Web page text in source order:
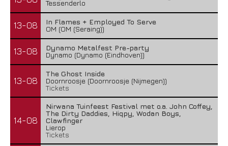
Tessenderlo
13-08
In Flames + Employed To Serve
OM (OM (Seraing))
13-08
Dynamo Metalfest Pre-party
Dynamo (Dynamo (Eindhoven))
13-08
The Ghost Inside
Doornroosje (Doornroosje (Nijmegen))
Tickets
14-08
Nirwana Tuinfeest Festival met o.a. John Coffey,
The Dirty Daddies, Hiqpy, Wodan Boys,
Clawfinger
Lierop
Tickets